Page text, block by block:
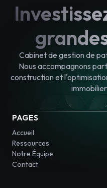
Cabinet de gestion de
Nous accompagnons
construction et
PAGES
Accueil
Ressources
Notre Équipe
Contact